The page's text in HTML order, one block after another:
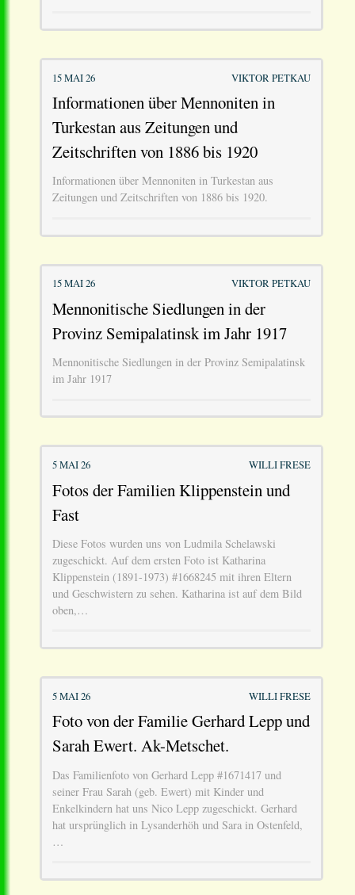
15 MAI 26 VIKTOR PETKAU
Informationen über Mennoniten in
Turkestan aus Zeitungen und
Zeitschriften von 1886 bis 1920
Informationen über Mennoniten in Turkestan aus
Zeitungen und Zeitschriften von 1886 bis 1920.
15 MAI 26 VIKTOR PETKAU
Mennonitische Siedlungen in der
Provinz Semipalatinsk im Jahr 1917
Mennonitische Siedlungen in der Provinz Semipalatinsk
im Jahr 1917
5 MAI 26 WILLI FRESE
Fotos der Familien Klippenstein und
Fast
Diese Fotos wurden uns von Ludmila Schelawski
zugeschickt. Auf dem ersten Foto ist Katharina
Klippenstein (1891-1973) #1668245 mit ihren Eltern
und Geschwistern zu sehen. Katharina ist auf dem Bild
oben,…
5 MAI 26 WILLI FRESE
Foto von der Familie Gerhard Lepp und
Sarah Ewert. Ak-Metschet.
Das Familienfoto von Gerhard Lepp #1671417 und
seiner Frau Sarah (geb. Ewert) mit Kinder und
Enkelkindern hat uns Nico Lepp zugeschickt. Gerhard
hat ursprünglich in Lysanderhöh und Sara in Ostenfeld,
…